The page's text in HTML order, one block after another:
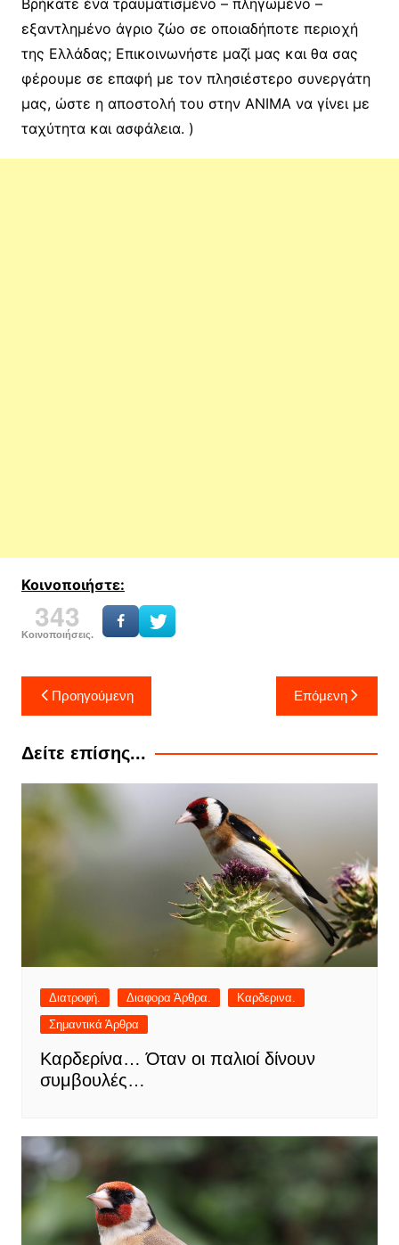
Βρήκατε ένα τραυματισμένο – πληγωμένο –
εξαντλημένο άγριο ζώο σε οποιαδήποτε περιοχή
της Ελλάδας; Επικοινωνήστε μαζί μας και θα σας
φέρουμε σε επαφή με τον πλησιέστερο συνεργάτη
μας, ώστε η αποστολή του στην ΑΝΙΜΑ να γίνει με
ταχύτητα και ασφάλεια. )
Κοινοποιήστε:
343
Κοινοποιήσεις.
Πλοήγηση
άρθρων
Προηγούμενη Επόμενη
Δείτε επίσης...
Διατροφή. Διαφορα Άρθρα.
Καρδερινα.
Σημαντικά Άρθρα
Καρδερίνα… Όταν οι παλιοί δίνουν
συμβουλές…